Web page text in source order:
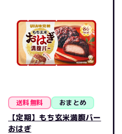
送料無料 おまとめ
【定期】もち玄米満腹バー
おはぎ